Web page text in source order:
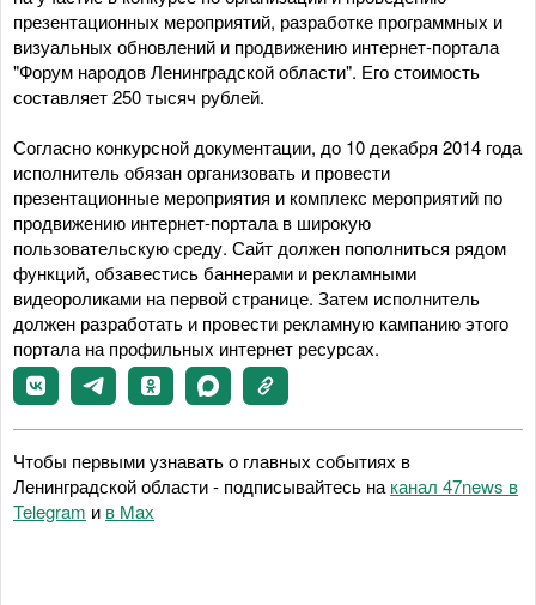
презентационных мероприятий, разработке программных и
визуальных обновлений и продвижению интернет-портала
"Форум народов Ленинградской области". Его стоимость
составляет 250 тысяч рублей.
Согласно конкурсной документации, до 10 декабря 2014 года
исполнитель обязан организовать и провести
презентационные мероприятия и комплекс мероприятий по
продвижению интернет-портала в широкую
пользовательскую среду. Сайт должен пополниться рядом
функций, обзавестись баннерами и рекламными
видеороликами на первой странице. Затем исполнитель
должен разработать и провести рекламную кампанию этого
портала на профильных интернет ресурсах.
Чтобы первыми узнавать о главных событиях в
Ленинградской области - подписывайтесь на канал 47news в
Telegram и в Maх